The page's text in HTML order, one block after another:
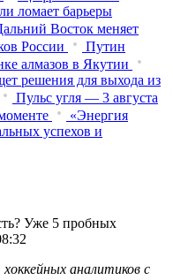
ломает барьеры
Восток меняет
России
Путин
алмазов в Якутии
решения для выхода из
Пульс угля — 3 августа
«Энергия
успехов и
Уже 5 пробных
аналитиков с